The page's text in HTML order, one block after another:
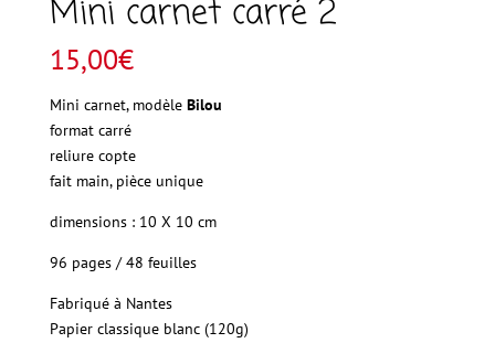
Mini carnet carré 2
15,00€
Mini carnet, modèle Bilou
format carré
reliure copte
fait main, pièce unique
dimensions : 10 X 10 cm
96 pages / 48 feuilles
Fabriqué à Nantes
Papierclassique blanc (120g)